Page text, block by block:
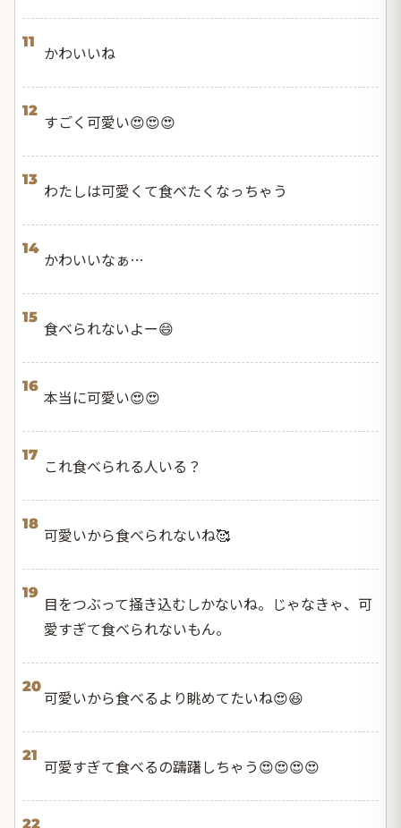
11
かわいいね
12
すごく可愛い😍😍😍
13
わたしは可愛くて食べたくなっちゃう
14
かわいいなぁ…
15
食べられないよー😄
16
本当に可愛い😍😍
17
これ食べられる人いる？
18
可愛いから食べられないね🥰
19
目をつぶって掻き込むしかないね。じゃなきゃ、可
愛すぎて食べられないもん。
20
可愛いから食べるより眺めてたいね😍😆
21
可愛すぎて食べるの躊躇しちゃう😍😍😍😍
22